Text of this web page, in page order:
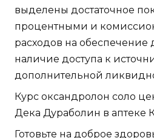
выделены достаточное
процентными и
расходов на обеспечение
наличие доступа к
дополнительной
Курс оксандролон соло
Дека Дураболин в аптеке
Готовьте на доброе